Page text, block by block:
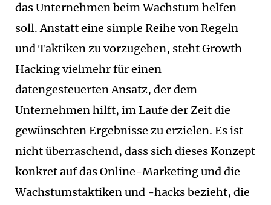
das Unternehmen beim Wachstum helfen
soll. Anstatt eine simple Reihe von Regeln
und Taktiken zu vorzugeben, steht Growth
Hacking vielmehr für einen
datengesteuerten Ansatz, der dem
Unternehmen hilft, im Laufe der Zeit die
gewünschten Ergebnisse zu erzielen. Es ist
nicht überraschend, dass sich dieses Konzept
konkret auf das Online-Marketing und die
Wachstumstaktiken und -hacks bezieht, die